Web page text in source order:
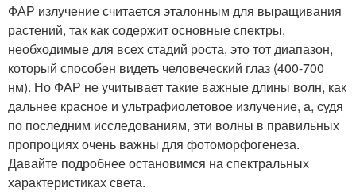
ФАР излучение считается эталонным для выращивания
растений, так как содержит основные спектры,
необходимые для всех стадий роста, это тот диапазон,
который способен видеть человеческий глаз (400-700
нм). Но ФАР не учитывает такие важные длины волн, как
дальнее красное и ультрафиолетовое излучение, а, судя
по последним исследованиям, эти волны в правильных
пропроциях очень важны для фотоморфогенеза.
Давайте подробнее остановимся на спектральных
характеристиках света.